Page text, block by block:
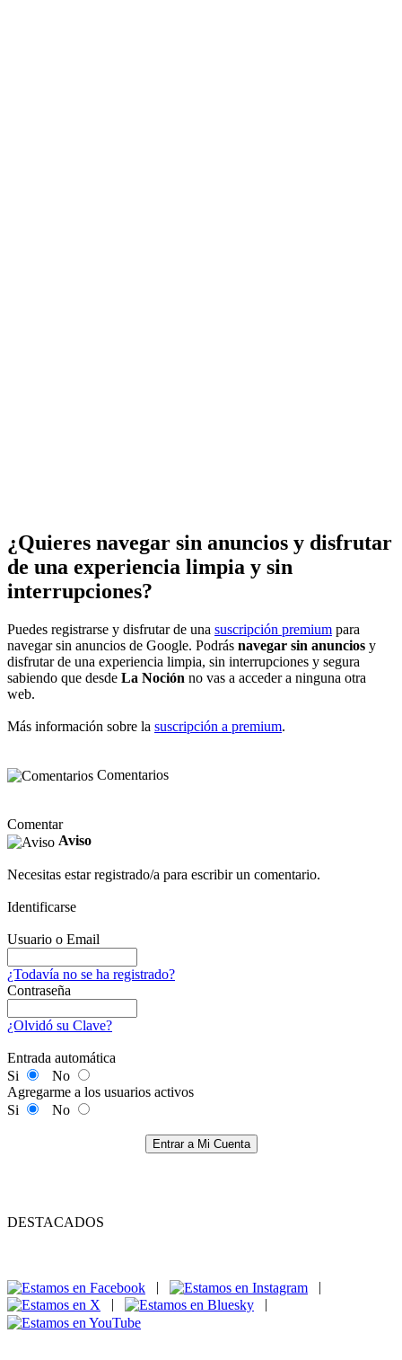
¿Quieres navegar sin anuncios y disfrutar
de una experiencia limpia y sin
interrupciones?
Puedes registrarse y disfrutar de una suscripción premium para
navegar sin anuncios de Google. Podrás navegar sin anuncios y
disfrutar de una experiencia limpia, sin interrupciones y segura
sabiendo que desde La Noción no vas a acceder a ninguna otra
web.
Más información sobre la suscripción a premium.
Comentarios
Comentar
Aviso
Necesitas estar registrado/a para escribir un comentario.
Identificarse
Usuario o Email
¿Todavía no se ha registrado?
Contraseña
¿Olvidó su Clave?
Entrada automática
Si
No
Agregarme a los usuarios activos
Si
No
Entrar a Mi Cuenta
DESTACADOS
|
|
|
|